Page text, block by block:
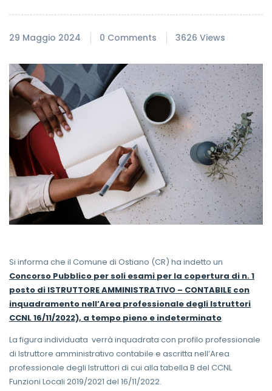
29 Maggio 2024 0 Comments 3626 Views
Si informa che il Comune di Ostiano (CR) ha indetto un
Concorso Pubblico per soli esami per la copertura di n. 1
posto di ISTRUTTORE AMMINISTRATIVO – CONTABILE con
inquadramento nell’Area professionale degli Istruttori
CCNL 16/11/2022), a tempo pieno e indeterminato.
La figura individuata verrà inquadrata con profilo professionale
di Istruttore amministrativo contabile e ascritta nell’Area
professionale degli Istruttori di cui alla tabella B del CCNL
Funzioni Locali 2019/2021 del 16/11/2022.